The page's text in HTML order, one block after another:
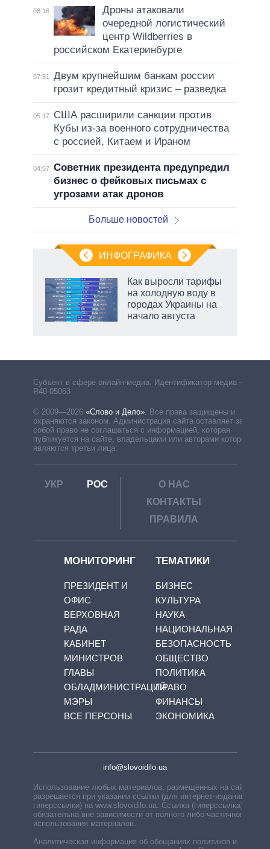
08:16
Дроны атаковали
очередной логистический
центр Wildberries в
российском Екатеринбурге
07:51
Двум крупнейшим банкам россии
грозит кредитный кризис – разведка
05:17
США расширили санкции против
Кубы из-за военного сотрудничества
с россией, Китаем и Ираном
04:57 Советник президента предупредил
бизнес о фейковых письмах с
угрозами атак дронов
Больше новостей
ИНФОГРАФИКА
Как выросли тарифы
на холодную воду в
городах Украины на
начало августа
Субъект в сфере онлайн-медиа. Идентификатор медиа –
R40-05063
© 2009—2026 «Слово и Дело». Все права защищены и
охраняются законом. Администрация сайта оставляет за
собой право не соглашаться с информацией, которая
публикуется на сайте, владельцами или авторами которой
являются третьи лица.
УКР РОС
О НАС
КОНТАКТЫ
ПРАВИЛА
МОНИТОРИНГ
ПРЕЗИДЕНТ И
ОФИС
ВЕРХОВНАЯ
РАДА
КАБИНЕТ
МИНИСТРОВ
ГЛАВЫ
ОБЛАДМИНИСТРАЦИЙ
МЭРЫ
ВСЕ ПЕРСОНЫ
ТЕМАТИКИ
БИЗНЕС
КУЛЬТУРА
НАУКА
НАЦИОНАЛЬНАЯ
БЕЗОПАСНОСТЬ
ОБЩЕСТВО
ПОЛИТИКА
ПРАВО
ФИНАНСЫ
ЭКОНОМИКА
info@slovoidilo.ua
Использование любых материалов, размещённых на сайте,
разрешается при указании ссылки (для интернет-изданий —
гиперссылки) на www.slovoidilo.ua. Ссылка (гиперссылка)
обязательна вне зависимости от полного либо частичного
использования материалов.
Аналитическая информация об обещаниях политиков и